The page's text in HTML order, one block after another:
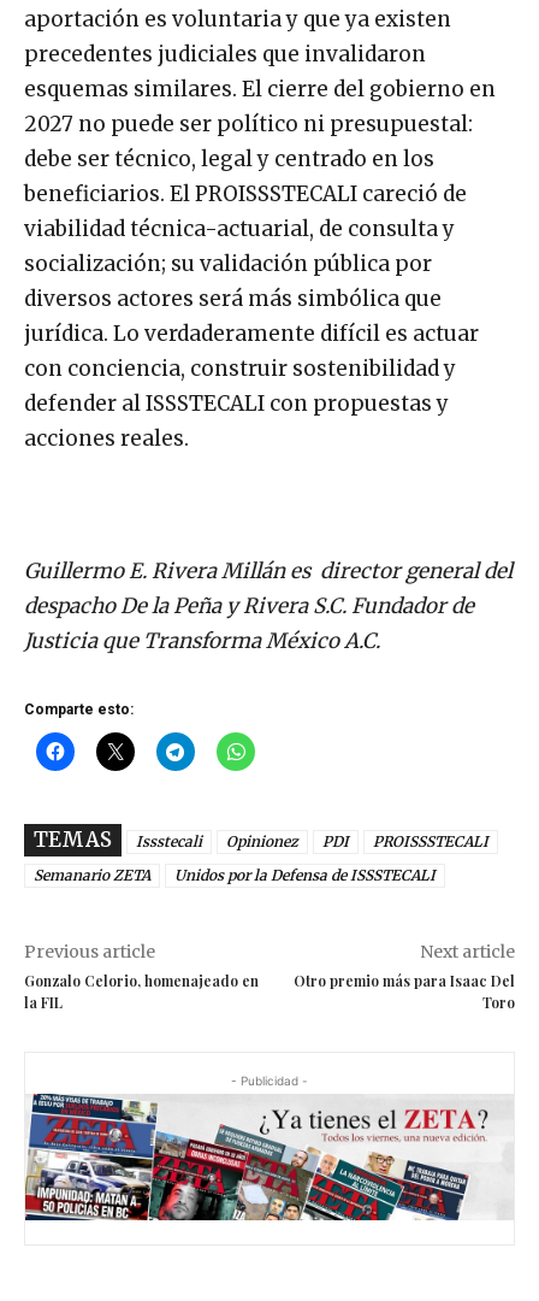
aportación es voluntaria y que ya existen
precedentes judiciales que invalidaron
esquemas similares. El cierre del gobierno en
2027 no puede ser político ni presupuestal:
debe ser técnico, legal y centrado en los
beneficiarios. El PROISSSTECALI careció de
viabilidad técnica-actuarial, de consulta y
socialización; su validación pública por
diversos actores será más simbólica que
jurídica. Lo verdaderamente difícil es actuar
con conciencia, construir sostenibilidad y
defender al ISSSTECALI con propuestas y
acciones reales.
Guillermo E. Rivera Millán es director general del
despacho De la Peña y Rivera S.C. Fundador de
Justicia que Transforma México A.C.
Comparte esto:
TEMAS Issstecali Opinionez PDI
PROISSSTECALI
Semanario ZETA
Unidos por la Defensa de ISSSTECALI
Previous article
Gonzalo Celorio, homenajeado en
la FIL
Next article
Otro premio más para Isaac Del
Toro
- Publicidad -